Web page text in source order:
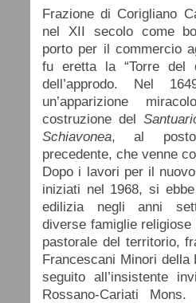
Frazione di Corigliano
nel XII secolo come
porto per il commercio
fu eretta la “Torre del
dell’approdo. Nel
un’apparizione
costruzione del
Schiavonea, al posto
precedente, che venne
Dopo i lavori per il
iniziati nel 1968, si
edilizia negli anni
diverse famiglie
pastorale del territorio,
Francescani Minori della
seguito all’insistente
Rossano-Cariati